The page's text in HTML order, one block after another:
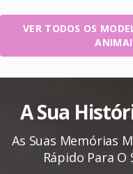
VER TODOS OS
A Sua
As Suas Memórias
Rápido Para